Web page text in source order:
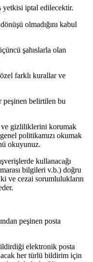
yetkisi iptal edilecektir.
olmadığını kabul
şahıslarla olan
farklı kurallar ve
belirtilen bu
ve gizliliklerini korumak
politikamızı okumak
okuyunuz.
kullanacağı
bilgileri v.b.) doğru
ve cezai sorumlulukların
peşinen posta
elektronik posta
her türlü bildirim için